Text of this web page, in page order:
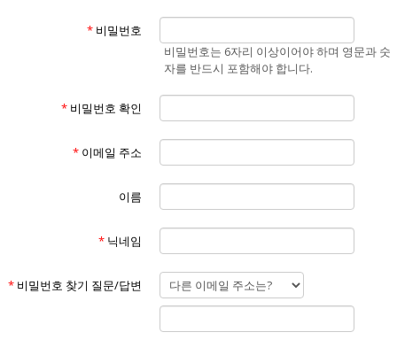
“비회원”이라 함은 회원에 가입하지 않고 "홈페이지"가 제공하는 서비스
를 이용하는 자를 말합니다.
“게시물”이라 함은 회원이 홈페이지를 이용함에 있어서 홈페이지에 게시
한 부호,문자,음성,음향,화상,동영상 등의 정보 형태의 글,사진,동영상 및
각종 파일과 링크 등을 의미합니다.
본 약관은 "홈페이지"의 서비스 화면(www.에너맥스.com)에 게시하거나
홈페이지는 불가피한 여건이나 사정이 있을 경우 약관을 변경할 수 있으
며 변경할 경우, 적용일자 및 개정사유를 명시하여 현행약관과 함께 "홈페
이지"의 초기화면에 7일 이전부터 적용일자 전까지 공지합니다. 단, 회원
소로(회원이 "홈페이지"에 제출한 전자우편 주소) 개정약관을 발송하여
통지해야 합니다.
"홈페이지"가 전항에 따라 개정약관을 공지 또는 통지 하면서 회원에게 7
* 비밀번호
비밀번호는 6자리 이상이어야 하며 영문과 숫
자를 반드시 포함해야 합니다.
* 비밀번호 확인
* 이메일 주소
이름
* 닉네임
* 비밀번호 찾기 질문/답변